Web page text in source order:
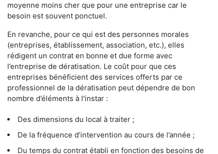
moyenne moins cher que pour une entreprise car le
besoin est souvent ponctuel.
En revanche, pour ce qui est des personnes morales
(entreprises, établissement, association, etc.), elles
rédigent un contrat en bonne et due forme avec
l’entreprise de dératisation. Le coût pour que ces
entreprises bénéficient des services offerts par ce
professionnel de la dératisation peut dépendre de bon
nombre d’éléments à l'instar :
Des dimensions du local à traiter ;
De la fréquence d’intervention au cours de l’année ;
Du temps du contrat établi en fonction des besoins de